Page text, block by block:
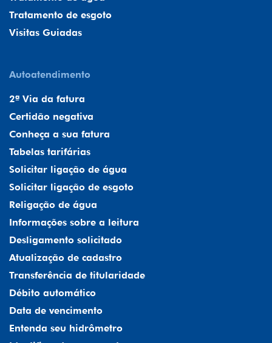
Tratamento de esgoto
Visitas Guiadas
Autoatendimento
2ª Via da fatura
Certidão negativa
Conheça a sua fatura
Tabelas tarifárias
Solicitar ligação de água
Solicitar ligação de esgoto
Religação de água
Informações sobre a leitura
Desligamento solicitado
Atualização de cadastro
Transferência de titularidade
Débito automático
Data de vencimento
Entenda seu hidrômetro